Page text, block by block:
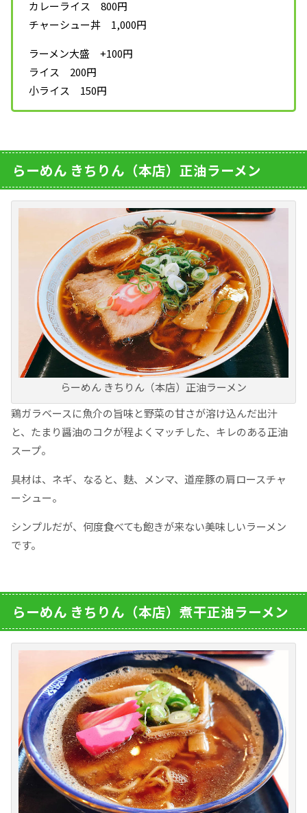
カレーライス 800円
チャーシュー丼 1,000円
ラーメン大盛 +100円
ライス 200円
小ライス 150円
らーめん きちりん（本店）正油ラーメン
らーめん きちりん（本店）正油ラーメン
鶏ガラベースに魚介の旨味と野菜の甘さが溶け込んだ出汁
と、たまり醤油のコクが程よくマッチした、キレのある正油
スープ。
具材は、ネギ、なると、麩、メンマ、道産豚の肩ロースチャ
ーシュー。
シンプルだが、何度食べても飽きが来ない美味しいラーメン
です。
らーめん きちりん（本店）煮干正油ラーメン